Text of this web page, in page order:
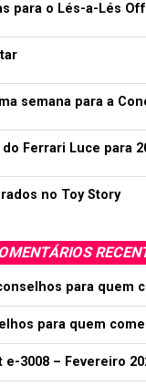
para o Lés-a-Lés
semana para a
Ferrari Luce para
no Toy Story
para quem
para quem
e-3008 – Fevereiro